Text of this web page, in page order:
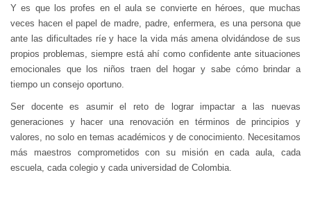
Y es que los profes en el aula se convierte en héroes, que muchas
veces hacen el papel de madre, padre, enfermera, es una persona que
ante las dificultades ríe y hace la vida más amena olvidándose de sus
propios problemas, siempre está ahí como confidente ante situaciones
emocionales que los niños traen del hogar y sabe cómo brindar a
tiempo un consejo oportuno.
Ser docente es asumir el reto de lograr impactar a las nuevas
generaciones y hacer una renovación en términos de principios y
valores, no solo en temas académicos y de conocimiento. Necesitamos
más maestros comprometidos con su misión en cada aula, cada
escuela, cada colegio y cada universidad de Colombia.